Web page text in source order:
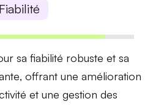
safiabilité robuste et sa
, offrant une amélioration
et une gestion des